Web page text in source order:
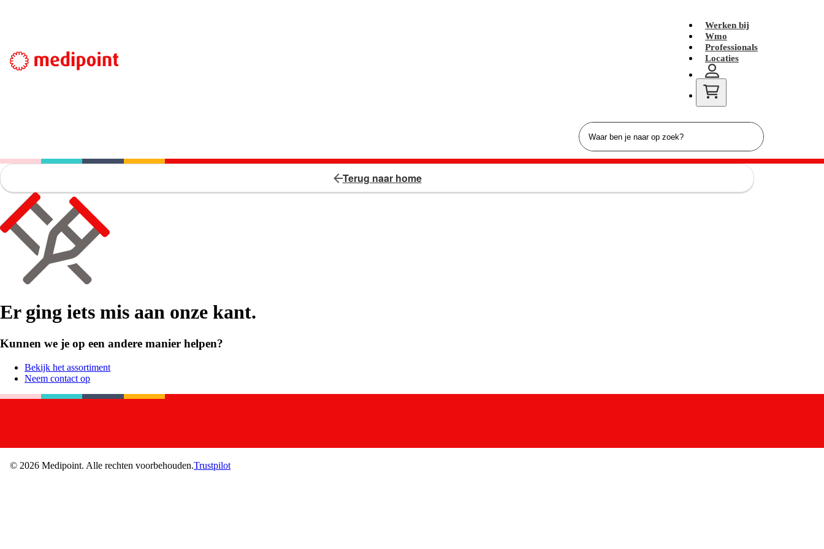
Werken bij
Wmo
Professionals
Locaties
Terug naar home
Er ging iets mis aan onze kant.
Kunnen we je op een andere manier helpen?
Bekijk het assortiment
Neem contact op
© 2026 Medipoint. Alle rechten voorbehouden.Trustpilot